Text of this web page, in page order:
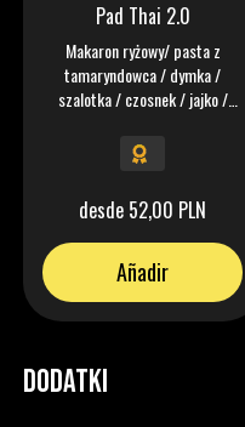
Pad Thai 2.0
Makaron ryżowy/ pasta z
tamaryndowca / dymka /
szalotka / czosnek / jajko /
orzeszki ziemne / pomidorki
/kolendra
desde 52,00 PLN
Añadir
DODATKI